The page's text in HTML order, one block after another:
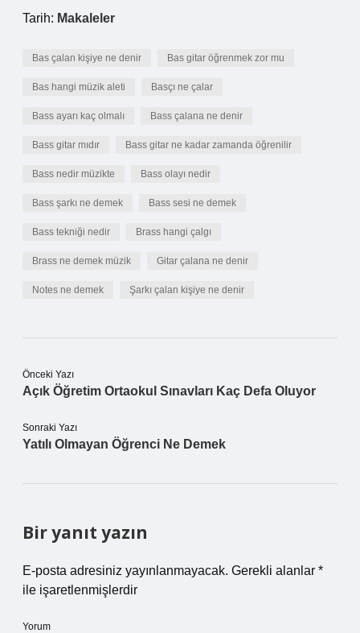
Tarih: Makaleler
Bas çalan kişiye ne denir Bas gitar öğrenmek zor mu
Bas hangi müzik aleti Basçı ne çalar
Bass ayarı kaç olmalı Bass çalana ne denir
Bass gitar mıdır Bass gitar ne kadar zamanda öğrenilir
Bass nedir müzikte Bass olayı nedir
Bass şarkı ne demek Bass sesi ne demek
Bass tekniği nedir Brass hangi çalgı
Brass ne demek müzik Gitar çalana ne denir
Notes ne demek Şarkı çalan kişiye ne denir
Önceki Yazı
Açık Öğretim Ortaokul Sınavları Kaç Defa Oluyor
Sonraki Yazı
Yatılı Olmayan Öğrenci Ne Demek
Bir yanıt yazın
E-posta adresiniz yayınlanmayacak. Gerekli alanlar *
ile işaretlenmişlerdir
Yorum